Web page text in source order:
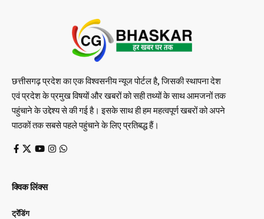
छत्तीसगढ़ प्रदेश का एक विश्वसनीय न्यूज पोर्टल है, जिसकी स्थापना देश
एवं प्रदेश के प्रमुख विषयों और खबरों को सही तथ्यों के साथ आमजनों तक
पहुंचाने के उद्देश्य से की गई है। इसके साथ ही हम महत्वपूर्ण खबरों को अपने
पाठकों तक सबसे पहले पहुंचाने के लिए प्रतिबद्ध हैं।
क्विक लिंक्स
ट्रेंडिंग